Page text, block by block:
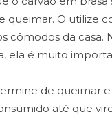
queimar. O utilize
cômodos da casa.
ela é muito
de queimar e
até que